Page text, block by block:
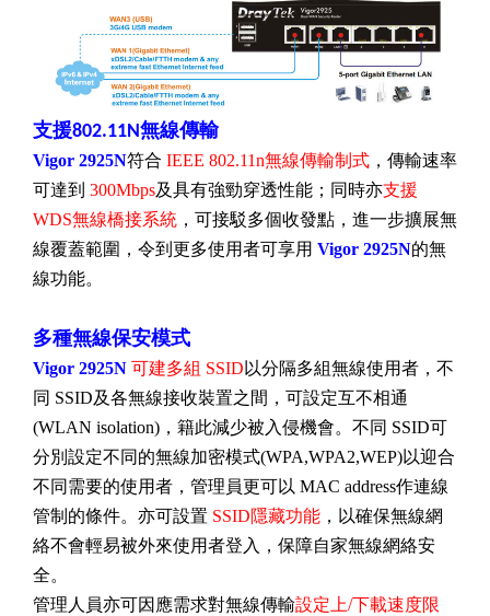
支援802.11N無線傳輸
Vigor 2925N符合 IEEE 802.11n無線傳輸制式 ，傳輸速率
可達到 300Mbps及具有強勁穿透性能；同時亦支援
WDS無線橋接系統 ，可接駁多個收發點，進一步擴展無
線覆蓋範圍， 令到更多使用者可享用 Vigor 2925N的無
線功能。
多種無線保安模式
Vigor 2925N 可建多組 SSID 以分隔多組無線使用者，不
同 SSID及各無線接收裝置之間，可設定互不相通
(WLAN isolation) ，籍此減少被入侵機會。不同 SSID可
分別設定不同的無線加密模式(WPA,WPA2,WEP)以迎合
不同需要的使用者，管理員更可以 MAC address作連線
管制的條件。 亦可設置 SSID隱藏功能 ，以確保無線網
絡不會輕易被外來使用者登入，保障自家無線網絡安
全。
管理人員亦可因應需求對無線傳輸設定上/下載速度限